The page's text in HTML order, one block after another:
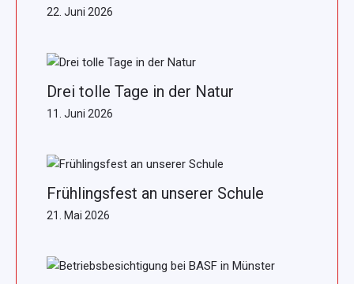
22. Juni 2026
Drei tolle Tage in der Natur
11. Juni 2026
Frühlingsfest an unserer Schule
21. Mai 2026